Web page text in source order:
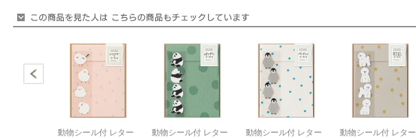
動物シール付 レター
動物シール付 レター
動物シール付 レター
動物シール付 レター